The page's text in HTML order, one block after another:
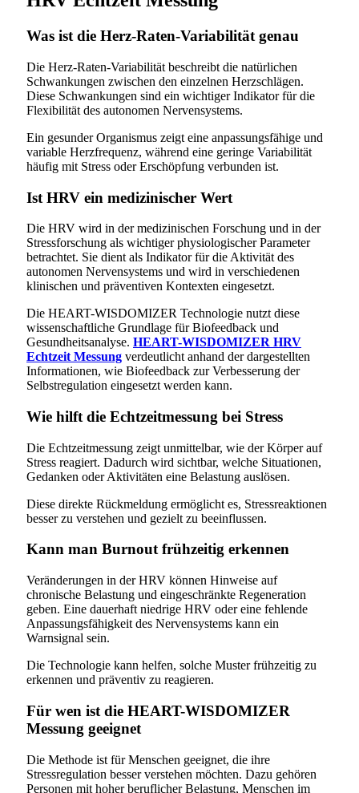
Was ist die Herz-Raten-Variabilität genau
Die Herz-Raten-Variabilität beschreibt die natürlichen
Schwankungen zwischen den einzelnen Herzschlägen.
Diese Schwankungen sind ein wichtiger Indikator für die
Flexibilität des autonomen Nervensystems.
Ein gesunder Organismus zeigt eine anpassungsfähige und
variable Herzfrequenz, während eine geringe Variabilität
häufig mit Stress oder Erschöpfung verbunden ist.
Ist HRV ein medizinischer Wert
Die HRV wird in der medizinischen Forschung und in der
Stressforschung als wichtiger physiologischer Parameter
betrachtet. Sie dient als Indikator für die Aktivität des
autonomen Nervensystems und wird in verschiedenen
klinischen und präventiven Kontexten eingesetzt.
Die HEART-WISDOMIZER Technologie nutzt diese
wissenschaftliche Grundlage für Biofeedback und
Gesundheitsanalyse. HEART-WISDOMIZER HRV
Echtzeit Messung verdeutlicht anhand der dargestellten
Informationen, wie Biofeedback zur Verbesserung der
Selbstregulation eingesetzt werden kann.
Wie hilft die Echtzeitmessung bei Stress
Die Echtzeitmessung zeigt unmittelbar, wie der Körper auf
Stress reagiert. Dadurch wird sichtbar, welche Situationen,
Gedanken oder Aktivitäten eine Belastung auslösen.
Diese direkte Rückmeldung ermöglicht es, Stressreaktionen
besser zu verstehen und gezielt zu beeinflussen.
Kann man Burnout frühzeitig erkennen
Veränderungen in der HRV können Hinweise auf
chronische Belastung und eingeschränkte Regeneration
geben. Eine dauerhaft niedrige HRV oder eine fehlende
Anpassungsfähigkeit des Nervensystems kann ein
Warnsignal sein.
Die Technologie kann helfen, solche Muster frühzeitig zu
erkennen und präventiv zu reagieren.
Für wen ist die HEART-WISDOMIZER
Messung geeignet
Die Methode ist für Menschen geeignet, die ihre
Stressregulation besser verstehen möchten. Dazu gehören
Personen mit hoher beruflicher Belastung, Menschen im